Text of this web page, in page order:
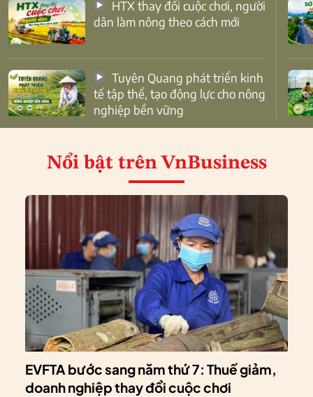
dân làm nông theo cách mới
tế tập thể, tạo động lực cho nông
nghiệp bền vững
Nổi bật trên VnBusiness
EVFTA bước sang năm thứ 7: Thuế giảm,
doanh nghiệp thay đổi cuộc chơi